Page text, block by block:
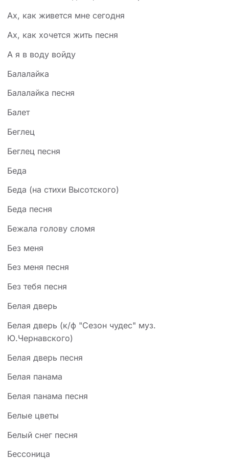
Ах, как живется мне сегодня
Ах, как хочется жить песня
А я в воду войду
Балалайка
Балалайка песня
Балет
Беглец
Беглец песня
Беда
Беда (на стихи Высотского)
Беда песня
Бежала голову сломя
Без меня
Без меня песня
Без тебя песня
Белая дверь
Белая дверь (к/ф "Сезон чудес" муз.
Ю.Чернавского)
Белая дверь песня
Белая панама
Белая панама песня
Белые цветы
Белый снег песня
Бессоница